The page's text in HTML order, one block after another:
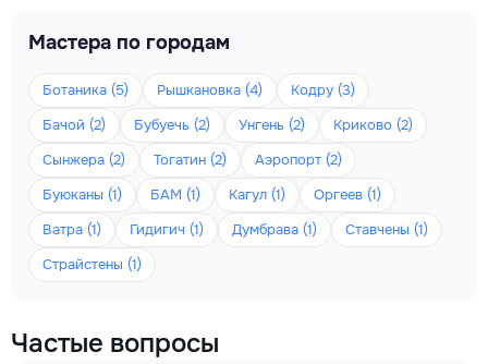
Мастера по городам
Ботаника (5) Рышкановка (4)
Кодру (3)
Бачой (2)
Бубуечь (2) Унгень (2)
Криково (2)
Сынжера (2)
Тогатин (2)
Аэропорт (2)
Буюканы (1)
БАМ (1) Кагул (1)
Оргеев (1)
Ватра (1)
Гидигич (1) Думбрава (1)
Ставчены (1)
Страйстены (1)
Частые вопросы